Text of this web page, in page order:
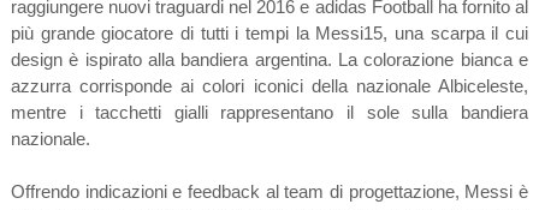
raggiungere nuovi traguardi nel 2016 e adidas Football ha fornito al
più grande giocatore di tutti i tempi la Messi15, una scarpa il cui
design è ispirato alla bandiera argentina. La colorazione bianca e
azzurra corrisponde ai colori iconici della nazionale Albiceleste,
mentre i tacchetti gialli rappresentano il sole sulla bandiera
nazionale.
Offrendo indicazioni e feedback al team di progettazione, Messi è